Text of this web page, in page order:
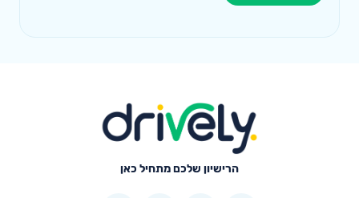
הרישיון שלכם מתחיל כאן